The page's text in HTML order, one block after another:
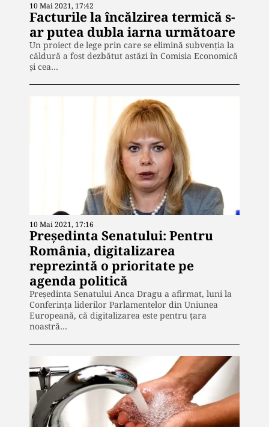
10 Mai 2021, 17:42
Facturile la încălzirea termică s-
ar putea dubla iarna următoare
Un proiect de lege prin care se elimină subvenția la
căldură a fost dezbătut astăzi în Comisia Economică
și cea…
10 Mai 2021, 17:16
Preşedinta Senatului: Pentru
România, digitalizarea
reprezintă o prioritate pe
agenda politică
Preşedinta Senatului Anca Dragu a afirmat, luni la
Conferinţa liderilor Parlamentelor din Uniunea
Europeană, că digitalizarea este pentru ţara
noastră…